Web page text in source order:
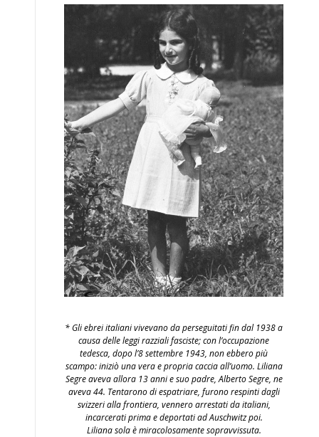
* Gli ebrei italiani vivevano da perseguitati fin dal 1938 a
causa delle leggi razziali fasciste; con l’occupazione
tedesca, dopo l’8 settembre 1943, non ebbero più
scampo: iniziò una vera e propria caccia all’uomo. Liliana
Segre aveva allora 13 anni e suo padre, Alberto Segre, ne
aveva 44. Tentarono di espatriare, furono respinti dagli
svizzeri alla frontiera, vennero arrestati da italiani,
incarcerati prima e deportati ad Auschwitz poi.
Liliana sola è miracolosamente sopravvissuta.